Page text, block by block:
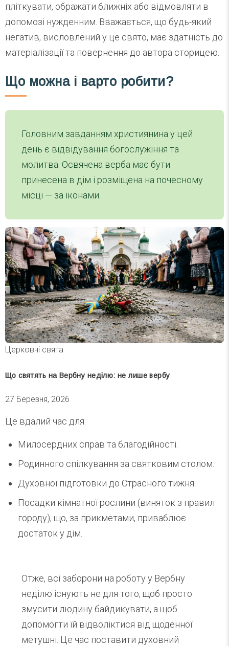
пліткувати, ображати ближніх або відмовляти в
допомозі нужденним. Вважається, що будь-який
негатив, висловлений у це свято, має здатність до
матеріалізації та повернення до автора сторицею.
Що можна і варто робити?
Головним завданням християнина у цей
день є відвідування богослужіння та
молитва. Освячена верба має бути
принесена в дім і розміщена на почесному
місці — за іконами.
Церковні свята
Що святять на Вербну неділю: не лише вербу
27 Березня, 2026
Це вдалий час для:
Милосердних справ та благодійності.
Родинного спілкування за святковим столом.
Духовної підготовки до Страсного тижня.
Посадки кімнатної рослини (виняток з правил
городу), що, за прикметами, приваблює
достаток у дім.
Отже, всі заборони на роботу у Вербну
неділю існують не для того, щоб просто
змусити людину байдикувати, а щоб
допомогти їй відволіктися від щоденної
метушні. Це час поставити духовний